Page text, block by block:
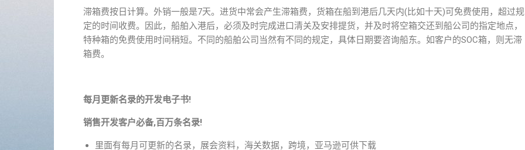
滞箱费按日计算。外销一般是7天。进货中常会产生滞箱费，货箱在船到港后几天内(比如十天)可免费使用，超过规
定的时间收费。因此，船舶入港后，必须及时完成进口清关及安排提货，并及时将空箱交还到船公司的指定地点，
特种箱的免费使用时间稍短。不同的船舶公司当然有不同的规定，具体日期要咨询船东。如客户的SOC箱，则无滞
箱费。
每月更新名录的开发电子书!
销售开发客户必备,百万条名录!
里面有每月可更新的名录，展会资料，海关数据，跨境，亚马逊可供下载